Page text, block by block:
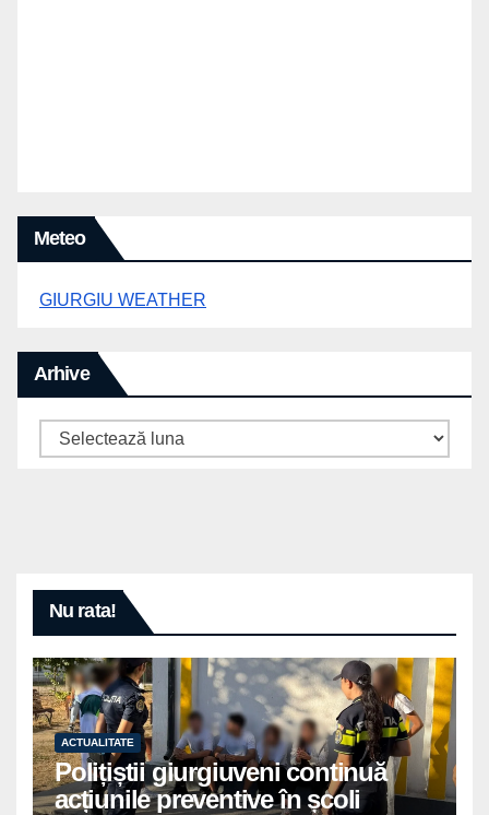
Meteo
GIURGIU WEATHER
Arhive
Arhive
Nu rata!
ACTUALITATE
Polițiștii giurgiuveni continuă
acțiunile preventive în școli